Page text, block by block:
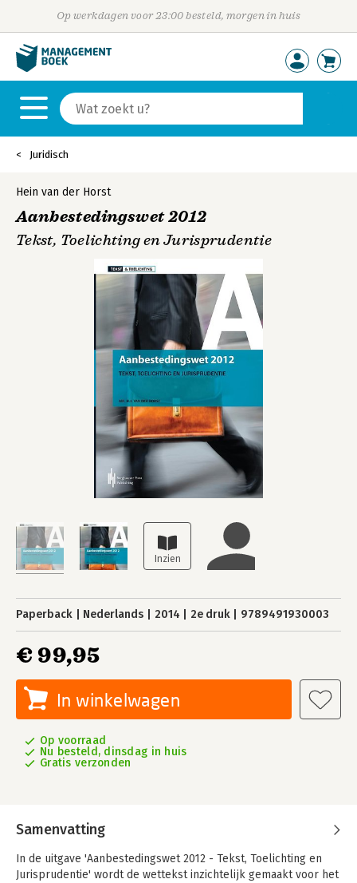
Op werkdagen voor 23:00 besteld, morgen in huis
Juridisch
Hein van der Horst
Aanbestedingswet 2012
Tekst, Toelichting en Jurisprudentie
Paperback Nederlands 2014 2e druk 9789491930003
€ 99,95
In winkelwagen
Op voorraad
Nu besteld, dinsdag in huis
Gratis verzonden
Samenvatting
In de uitgave 'Aanbestedingswet 2012 - Tekst, Toelichting en
Jurisprudentie' wordt de wettekst inzichtelijk gemaakt voor het